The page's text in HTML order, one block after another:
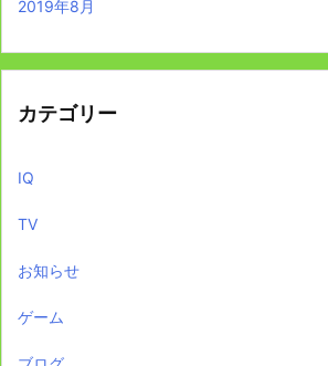
2019年8月
カテゴリー
IQ
TV
お知らせ
ゲーム